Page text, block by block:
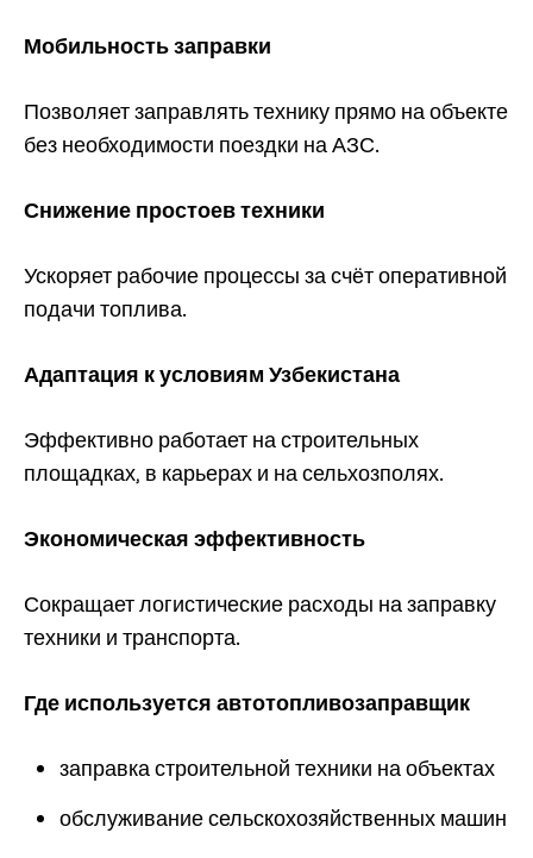
Мобильность заправки
Позволяет заправлять технику прямо на объекте
без необходимости поездки на АЗС.
Снижение простоев техники
Ускоряет рабочие процессы за счёт оперативной
подачи топлива.
Адаптация к условиям Узбекистана
Эффективно работает на строительных
площадках, в карьерах и на сельхозполях.
Экономическая эффективность
Сокращает логистические расходы на заправку
техники и транспорта.
Где используется автотопливозаправщик
заправка строительной техники на объектах
обслуживание сельскохозяйственных машин